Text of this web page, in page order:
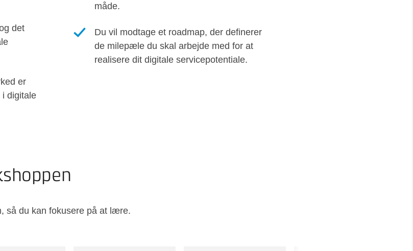
det
er
i digitale
måde.
Du vil modtage et roadmap, der definerer
de milepæle du skal arbejde med for at
realisere dit digitale servicepotentiale.
så du kan fokusere på at lære.